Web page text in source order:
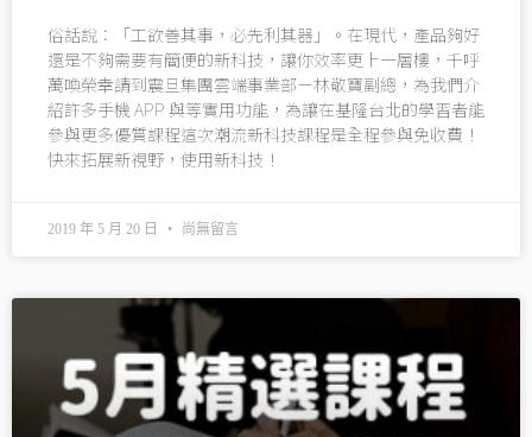
俗話說：「工欲善其事，必先利其器」。在現代，產品夠好
還是不夠需要有簡便的新科技，讓你效率更上一層樓，千呼
萬喚榮幸請到震旦集團雲端事業部－林敬寶副總，為我們介
紹許多手機 APP 與等實用功能，為讓在基隆台北的學習者能
參與更多優質課程這次潮流新科技課程是全程參與免收費！
快來拓展新視野，使用新科技！
2019 年 5 月 20 日 尚無留言